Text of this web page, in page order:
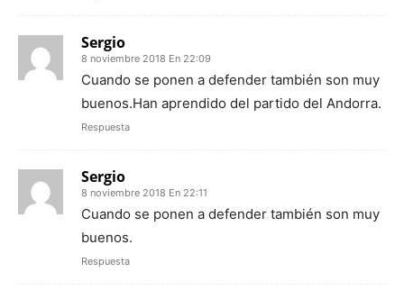
Sergio
8 noviembre 2018 En 22:09
Cuando se ponen a defender también son muy
buenos.Han aprendido del partido del Andorra.
Respuesta
Sergio
8 noviembre 2018 En 22:11
Cuando se ponen a defender también son muy
buenos.
Respuesta